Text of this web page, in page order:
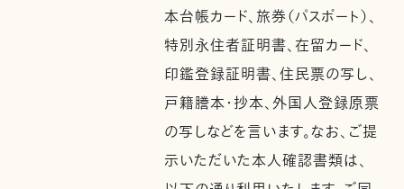
本台帳カード、旅券（パスポート）、
特別永住者証明書、在留カード、
印鑑登録証明書、住民票の写し、
戸籍謄本・抄本、外国人登録原票
の写しなどを言います。なお、ご提
示いただいた本人確認書類は、